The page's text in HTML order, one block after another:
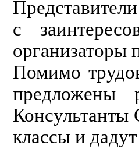
с
организаторы
Помимо
предложены
Консультанты
классы и